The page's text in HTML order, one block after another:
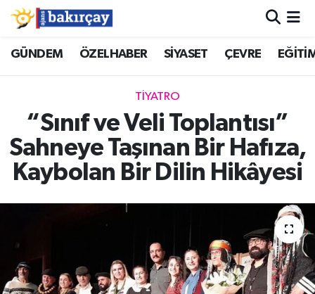
GÜNDEM ÖZELHABER SİYASET ÇEVRE
TİYATRO
“Sınıf ve Veli Toplantısı”
Sahneye Taşınan Bir Hafıza,
Kaybolan Bir Dilin Hikâyesi
İzmir Nöbetçi Eczaneler
İzmir Hava Durumu
İzmir Namaz Vakitleri
İzmir Trafik Yoğunluk Haritası
Son Dakika Haberleri